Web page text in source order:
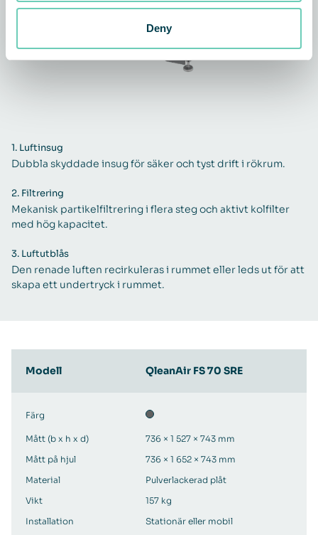
Deny
1. Luftinsug
Dubbla skyddade insug för säker och tyst drift i rökrum.
2. Filtrering
Mekanisk partikelfiltrering i flera steg och aktivt kolfilter
med hög kapacitet.
3. Luftutblås
Den renade luften recirkuleras i rummet eller leds ut för att
skapa ett undertryck i rummet.
Modell QleanAir FS 70 SRE
Färg
Mått (b x h x d)
736 × 1 527 × 743 mm
Mått på hjul
736 × 1 652 × 743 mm
Material
Pulverlackerad plåt
Vikt
157 kg
Installation
Stationär eller mobil